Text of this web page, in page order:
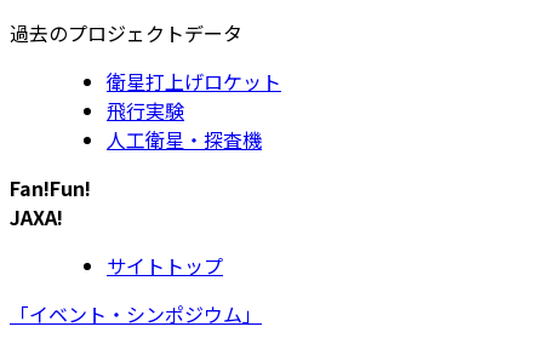
過去のプロジェクトデータ
衛星打上げロケット
飛行実験
人工衛星・探査機
Fan!Fun!
JAXA!
サイトトップ
「イベント・シンポジウム」